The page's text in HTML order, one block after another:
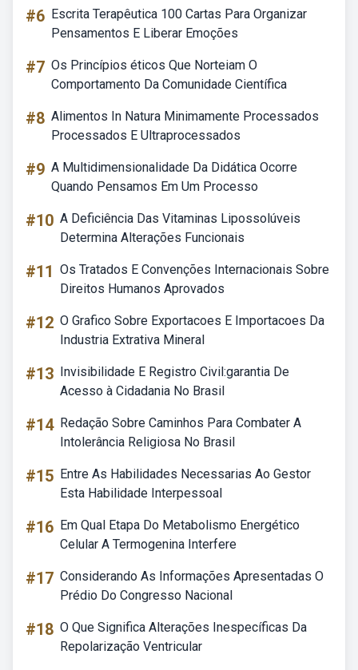
#6 Escrita Terapêutica 100 Cartas Para Organizar
Pensamentos E Liberar Emoções
#7 Os Princípios éticos Que Norteiam O
Comportamento Da Comunidade Científica
#8 Alimentos In Natura Minimamente Processados
Processados E Ultraprocessados
#9 A Multidimensionalidade Da Didática Ocorre
Quando Pensamos Em Um Processo
#10 A Deficiência Das Vitaminas Lipossolúveis
Determina Alterações Funcionais
#11 Os Tratados E Convenções Internacionais Sobre
Direitos Humanos Aprovados
#12 O Grafico Sobre Exportacoes E Importacoes Da
Industria Extrativa Mineral
#13 Invisibilidade E Registro Civil:garantia De
Acesso à Cidadania No Brasil
#14 Redação Sobre Caminhos Para Combater A
Intolerância Religiosa No Brasil
#15 Entre As Habilidades Necessarias Ao Gestor
Esta Habilidade Interpessoal
#16 Em Qual Etapa Do Metabolismo Energético
Celular A Termogenina Interfere
#17 Considerando As Informações Apresentadas O
Prédio Do Congresso Nacional
#18 O Que Significa Alterações Inespecíficas Da
Repolarização Ventricular